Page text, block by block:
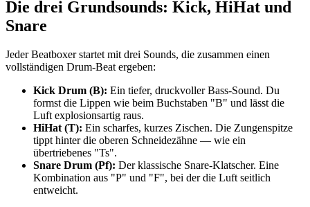
Die drei Grundsounds: Kick, HiHat und
Snare
Jeder Beatboxer startet mit drei Sounds, die zusammen einen
vollständigen Drum-Beat ergeben:
Kick Drum (B): Ein tiefer, druckvoller Bass-Sound. Du
formst die Lippen wie beim Buchstaben "B" und lässt die
Luft explosionsartig raus.
HiHat (T): Ein scharfes, kurzes Zischen. Die Zungenspitze
tippt hinter die oberen Schneidezähne — wie ein
übertriebenes "Ts".
Snare Drum (Pf): Der klassische Snare-Klatscher. Eine
Kombination aus "P" und "F", bei der die Luft seitlich
entweicht.